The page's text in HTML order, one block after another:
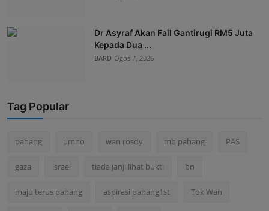
Dr Asyraf Akan Fail Gantirugi RM5 Juta
Kepada Dua ...
BARD Ogos 7, 2026
Tag Popular
pahang umno wan rosdy mb pahang PAS
gaza israel tiada janji lihat bukti bn
maju terus pahang aspirasi pahang1st Tok Wan